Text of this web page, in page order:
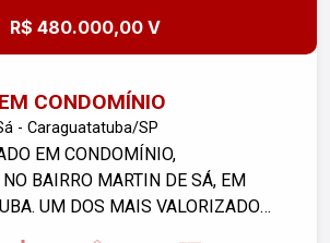
R$ 480.000,00 V
CONDOMÍNIO
- Caraguatatuba/SP
EM CONDOMÍNIO,
BAIRRO MARTIN DE SÁ, EM
UM DOS MAIS VALORIZADOS